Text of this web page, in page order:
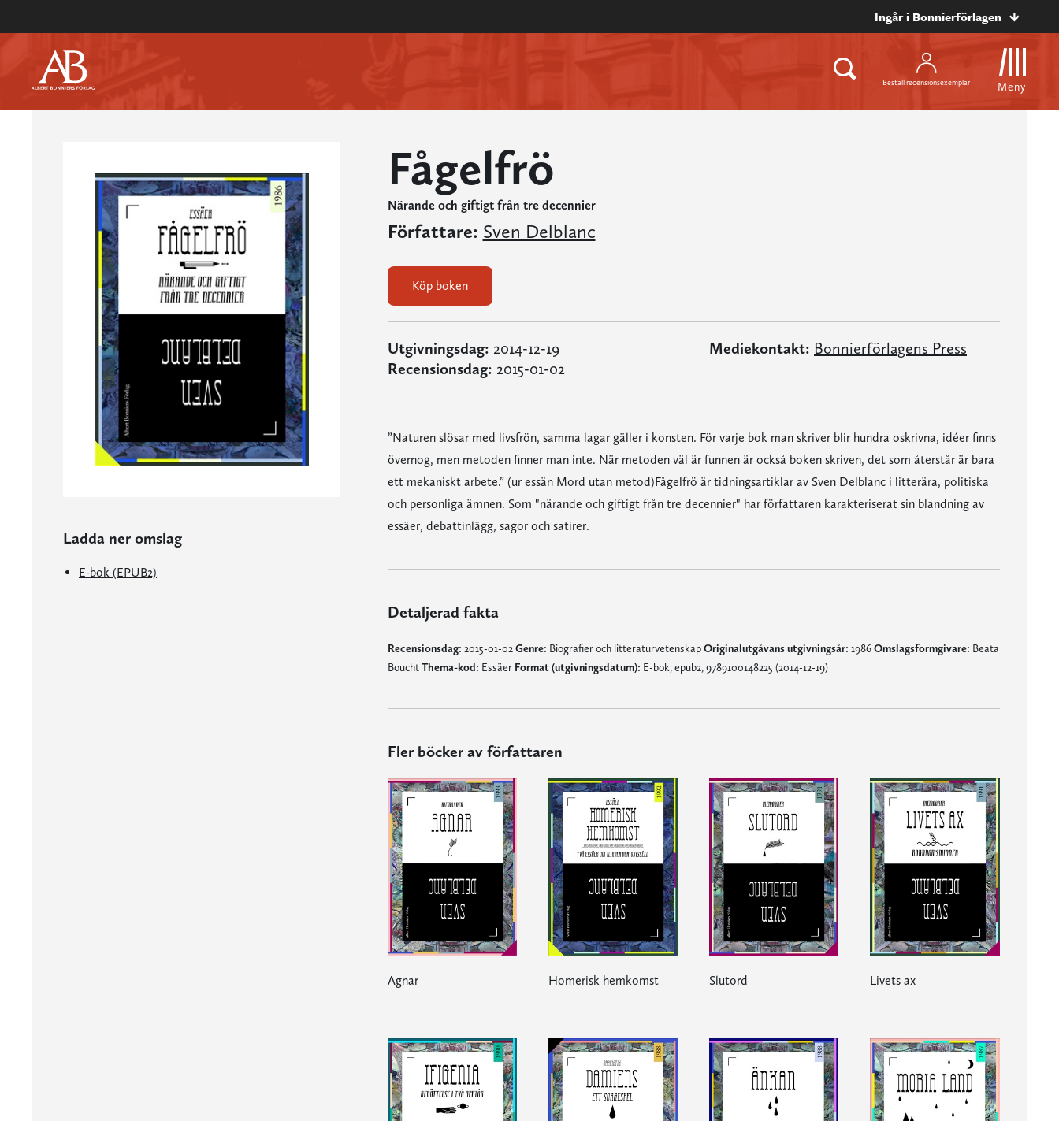
Ingår i Bonnierförlagen
Beställ recensionsexemplar Meny
Ladda ner omslag
E-bok (EPUB2)
Fågelfrö
Närande och giftigt från tre decennier
Författare: Sven Delblanc
Köp boken
Utgivningsdag: 2014-12-19
Recensionsdag: 2015-01-02
Mediekontakt: Bonnierförlagens Press
”Naturen slösar med livsfrön, samma lagar gäller i konsten. För varje bok man skriver blir hundra oskrivna, idéer finns
övernog, men metoden finner man inte. När metoden väl är funnen är också boken skriven, det som återstår är bara
ett mekaniskt arbete.” (ur essän Mord utan metod)Fågelfrö är tidningsartiklar av Sven Delblanc i litterära, politiska
och personliga ämnen. Som "närande och giftigt från tre decennier" har författaren karakteriserat sin blandning av
essäer, debattinlägg, sagor och satirer.
Detaljerad fakta
Recensionsdag: 2015-01-02 Genre: Biografier och litteraturvetenskapOriginalutgåvans utgivningsår: 1986Omslagsformgivare: Beata
BouchtThema-kod: Essäer Format (utgivningsdatum): E-bok, epub2, 9789100148225 (2014-12-19)
Fler böcker av författaren
Agnar Homerisk hemkomst Slutord Livets ax